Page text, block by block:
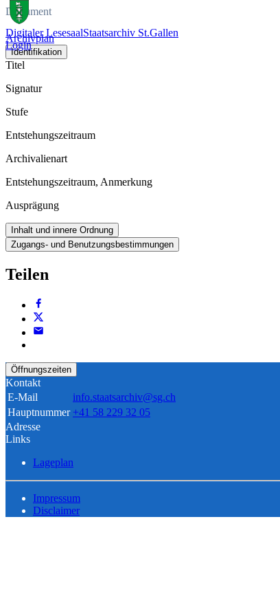
Digitaler LesesaalStaatsarchiv St.Gallen
Login
Dokument
Archivplan
Identifikation
Titel
Signatur
Stufe
Entstehungszeitraum
Archivalienart
Entstehungszeitraum, Anmerkung
Ausprägung
Inhalt und innere Ordnung
Zugangs- und Benutzungsbestimmungen
Teilen
Öffnungszeiten
Kontakt
E-Mail
info.staatsarchiv@sg.ch
Hauptnummer +41 58 229 32 05
Adresse
Links
Lageplan
Impressum
Disclaimer